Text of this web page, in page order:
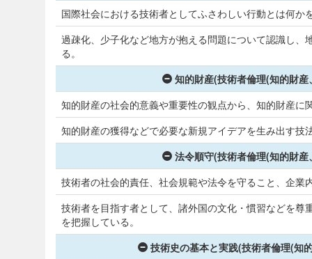
国際社会における技術者としてふさわしい行動とは何か
過疎化、少子化など地方が抱える問題について認識し
る。
知的財産(技術者倫理(知的財
知的財産の社会的意義や重要性の観点から、知的財産に
知的財産の獲得などで必要な新規アイデアを生み出す技
法令順守(技術者倫理(知的財
技術者の社会的責任、社会規範や法令を守ること、企
技術者を目指す者として、諸外国の文化・慣習などを
を把握している。
技術史の基本と実践(技術者倫理(知